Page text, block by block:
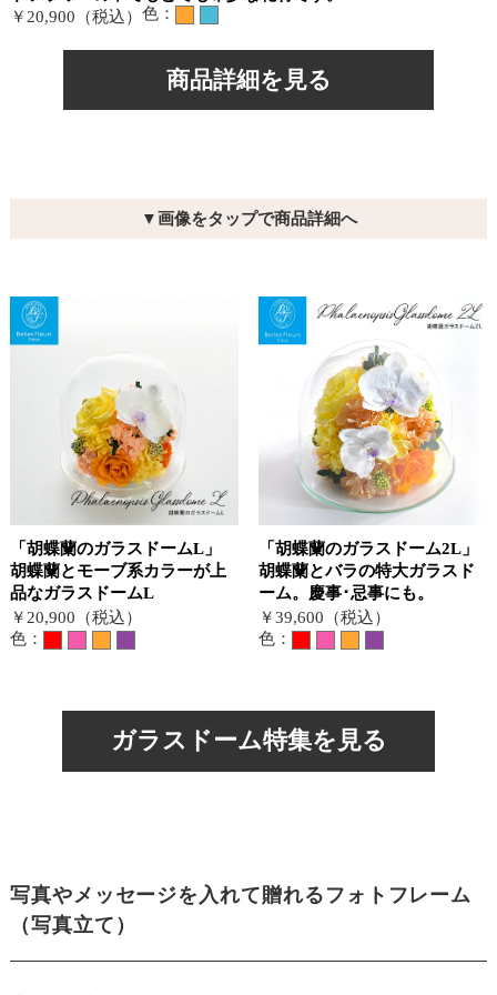
￥20,900（税込） 色：
商品詳細を見る
▼画像をタップで商品詳細へ
「胡蝶蘭のガラスドームL」
胡蝶蘭とモーブ系カラーが上
品なガラスドームL
￥20,900（税込）
色：
「胡蝶蘭のガラスドーム2L」
胡蝶蘭とバラの特大ガラスド
ーム。慶事･忌事にも。
￥39,600（税込）
色：
ガラスドーム特集を見る
写真やメッセージを入れて贈れるフォトフレーム
（写真立て）